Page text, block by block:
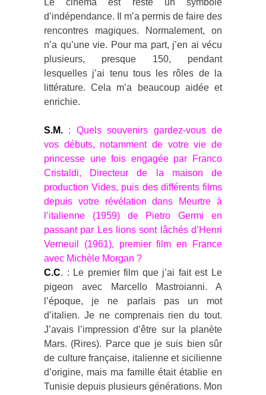
Le cinéma est resté un symbole
d’indépendance. Il m’a permis de faire des
rencontres magiques. Normalement, on
n’a qu’une vie. Pour ma part, j’en ai vécu
plusieurs, presque 150, pendant
lesquelles j’ai tenu tous les rôles de la
littérature. Cela m’a beaucoup aidée et
enrichie.
S.M. : Quels souvenirs gardez-vous de
vos débuts, notamment de votre vie de
princesse une fois engagée par Franco
Cristaldi, Directeur de la maison de
production Vides, puis des différents films
depuis votre révélation dans Meurtre à
l’italienne (1959) de Pietro Germi en
passant par Les lions sont lâchés d’Henri
Verneuil (1961), premier film en France
avec Michèle Morgan ?
C.C. : Le premier film que j’ai fait est Le
pigeon avec Marcello Mastroianni. A
l’époque, je ne parlais pas un mot
d’italien. Je ne comprenais rien du tout.
J’avais l’impression d’être sur la planète
Mars. (Rires). Parce que je suis bien sûr
de culture française, italienne et sicilienne
d’origine, mais ma famille était établie en
Tunisie depuis plusieurs générations. Mon